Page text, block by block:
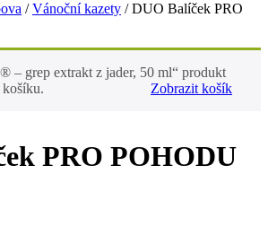
/Vánoční kazety /DUO Balíček PRO
– grep extrakt z jader, 50 ml“ produkt
Zobrazit košík
PRO POHODU